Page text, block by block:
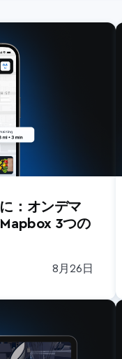
：オンデマ
3つの
8月26日